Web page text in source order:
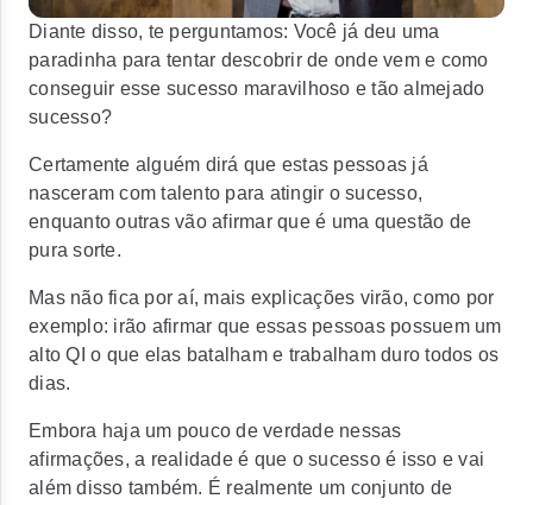
Diante disso, te perguntamos: Você já deu uma
paradinha para tentar descobrir de onde vem e como
conseguir esse sucesso maravilhoso e tão almejado
sucesso?
Certamente alguém dirá que estas pessoas já
nasceram com talento para atingir o sucesso,
enquanto outras vão afirmar que é uma questão de
pura sorte.
Mas não fica por aí, mais explicações virão, como por
exemplo: irão afirmar que essas pessoas possuem um
alto QI o que elas batalham e trabalham duro todos os
dias.
Embora haja um pouco de verdade nessas
afirmações, a realidade é que o sucesso é isso e vai
além disso também. É realmente um conjunto de